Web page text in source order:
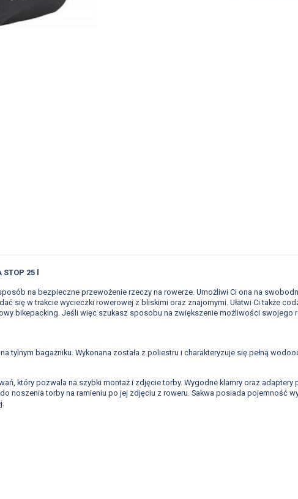
STOP 25 l
na bezpieczne przewożenie rzeczy na rowerze. Umożliwi Ci ona na
się w trakcie wycieczki rowerowej z bliskimi oraz znajomymi. Ułatwi Ci także
bikepacking. Jeśli więc szukasz sposobu na zwiększenie możliwości swojego
tylnym bagażniku. Wykonana została z poliestru i charakteryzuje się pełną
który pozwala na szybki montaż i zdjęcie torby. Wygodne klamry oraz
noszenia torby na ramieniu po jej zdjęciu z roweru. Sakwa posiada pojemność